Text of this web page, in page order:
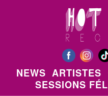
NEWS ARTISTES
SESSIONS